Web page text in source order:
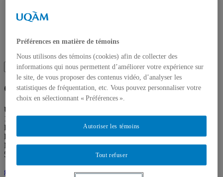
Partenaires
Plan des salles
Recherche
Search
for:
Galerie de l’UQAM
Université du Québec à Montréal
1400 rue Berri
Pavillon Judith-Jasmin
Local J-R120
Montréal (QC) Canada
514 987-6150
galerie@uqam.ca
Préférences en matière de témoins
Nous utilisons des témoins (cookies) afin de collecter des
informations qui nous permettent d’améliorer votre expérience sur
le site, de vous proposer des contenus vidéo, d’analyser les
statistiques de fréquentation, etc. Vous pouvez personnaliser votre
choix en sélectionnant « Préférences ».
Tout refuser
Autoriser les témoins